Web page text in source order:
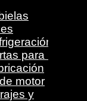
para motor
motor
y